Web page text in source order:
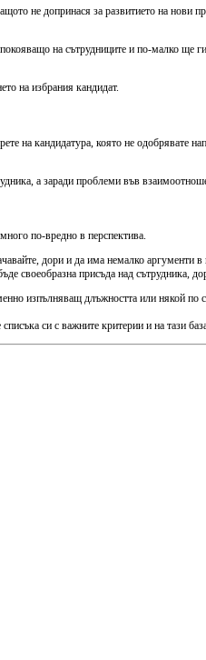
не допринася за развитието на нови
на сътрудниците и по-малко ще
на избрания кандидат.
на кандидатура, която не одобрявате
а заради проблеми във
по-вредно в перспектива.
дори и да има немалко аргументи
своеобразна присъда над сътрудника,
изпълняващ длъжността или някой по
си с важните критерии и на тази